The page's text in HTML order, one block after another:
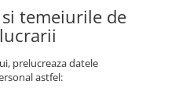
temeiurile de
prelucreaza datele
astfel: